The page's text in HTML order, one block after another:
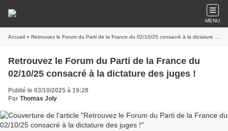
MENU
Accueil » Retrouvez le Forum du Parti de la France du 02/10/25 consacré à la dictature des juges !
Retrouvez le Forum du Parti de la France du
02/10/25 consacré à la dictature des juges !
Publié le 03/10/2025 à 19:28
Par Thomas Joly